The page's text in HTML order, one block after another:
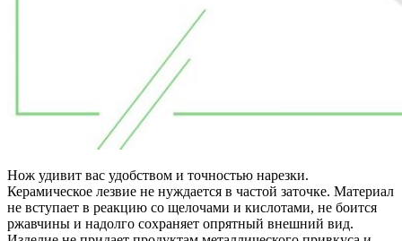
Нож удивит вас удобством и точностью нарезки.
Керамическое лезвие не нуждается в частой заточке. Материал
не вступает в реакцию со щелочами и кислотами, не боится
ржавчины и надолго сохраняет опрятный внешний вид.